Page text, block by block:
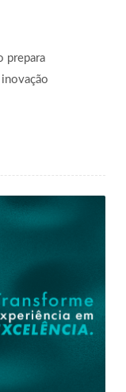
prepara